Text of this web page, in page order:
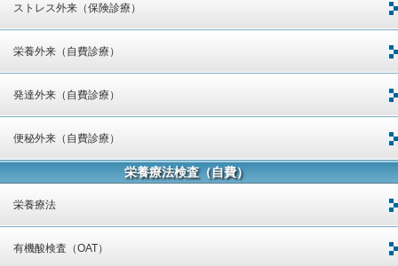
ストレス外来（保険診療）
栄養外来（自費診療）
発達外来（自費診療）
便秘外来（自費診療）
栄養療法検査（自費）
栄養療法
有機酸検査（OAT）